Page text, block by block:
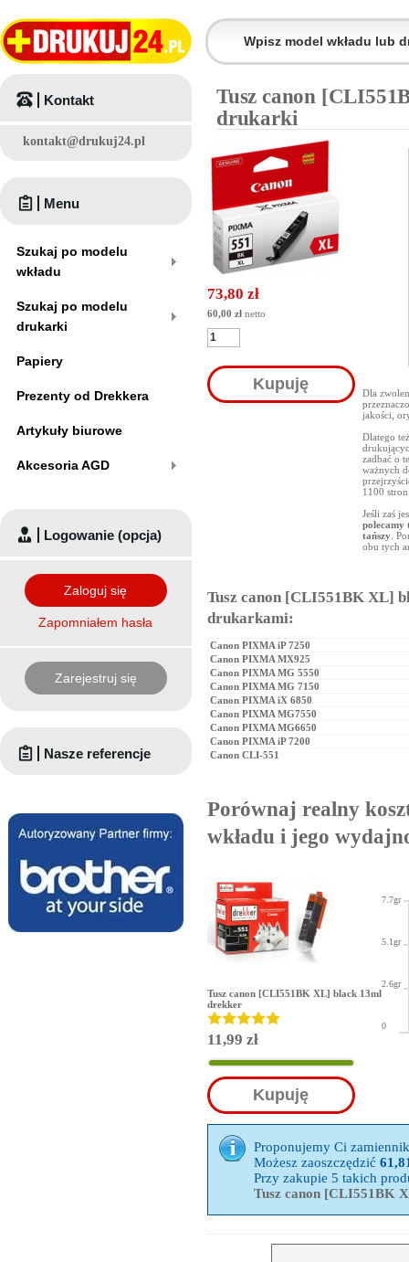
Tusz canon
drukarki
73,80 zł
60,00 zł netto
Kupuję
Dla
jakości,
Dlatego
zadbać o
ważnych
1100
Jeśli zaś
polecamy
tańszy .
obu tych
Tusz canon [CLI551BK XL]
drukarkami:
Canon PIXMA iP 7250
Canon PIXMA MX925
Canon PIXMA MG 5550
Canon PIXMA MG 7150
Canon PIXMA iX 6850
Canon PIXMA MG7550
Canon PIXMA MG6650
Canon PIXMA iP 7200
Canon CLI-551
Porównaj realny
wkładu i jego
Tusz canon [CLI551BK XL] black 13ml
drekker
11,99 zł
Kupuję
7.7gr
5.1gr
2.6gr
0
Proponujemy Ci
Możesz zaoszczędzić
Przy zakupie 5 takich
Tusz canon [CLI551BK
Kontakt
kontakt@drukuj24.pl
Menu
Szukaj po modelu
wkładu
Szukaj po modelu
drukarki
Papiery
Prezenty od Drekkera
Artykuły biurowe
Akcesoria AGD
Logowanie (opcja)
Zaloguj się
Zapomniałem hasła
Zarejestruj się
Nasze referencje